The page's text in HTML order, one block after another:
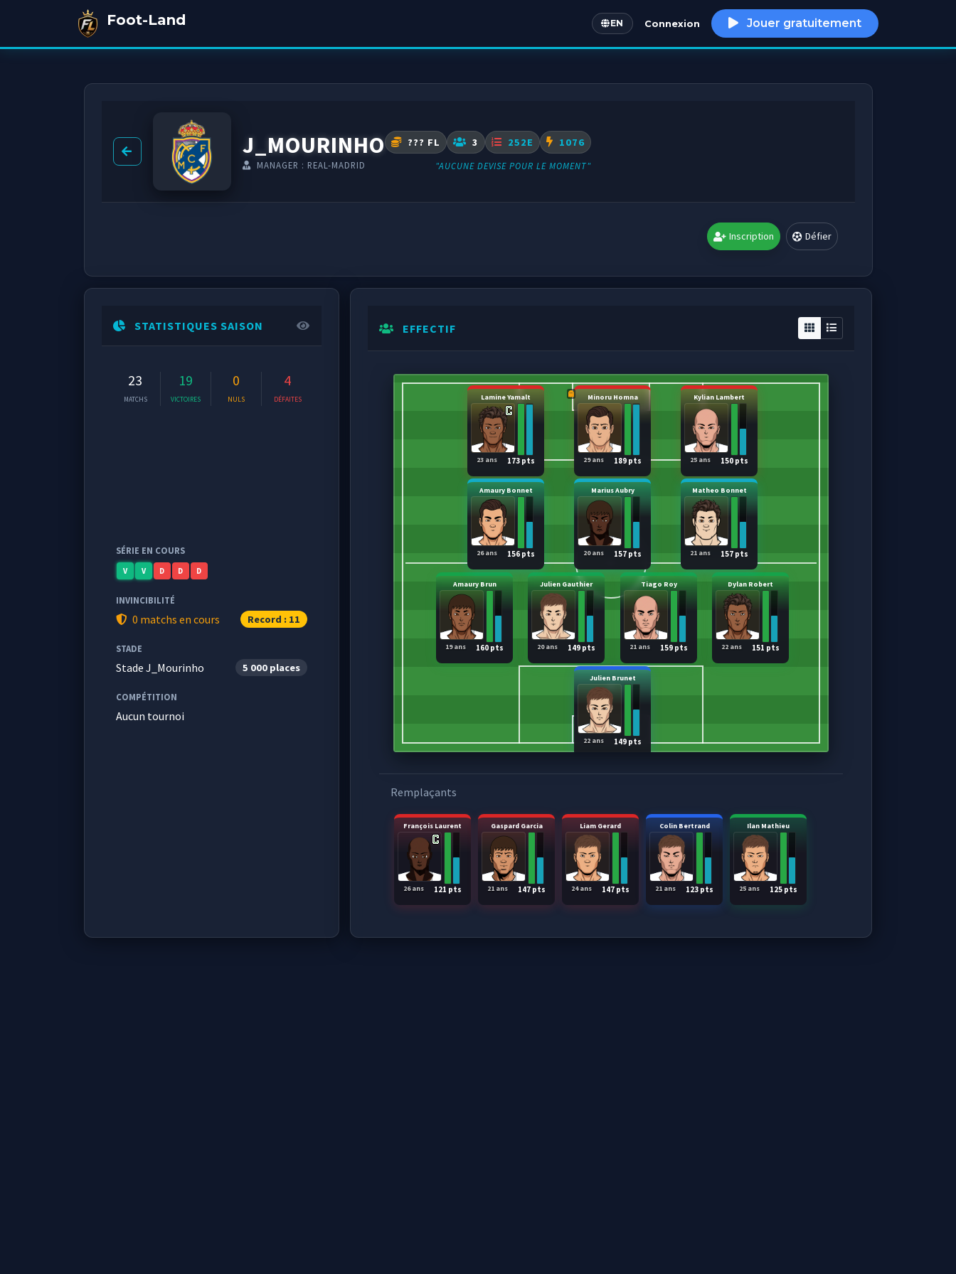
Foot-Land EN
English Connexion Jouer gratuitement
J_MOURINHO
MANAGER : REAL-MADRID
??? FL 3 252E 1076
"AUCUNE DEVISE POUR LE MOMENT"
Inscription Défier
STATISTIQUES SAISON
23
MATCHS
19
VICTOIRES
0
NULS
4
DÉFAITES
SÉRIE EN COURS
V V D D D
INVINCIBILITÉ
0 matchs en cours Record : 11
STADE
Stade J_Mourinho 5 000 places
COMPÉTITION
Aucun tournoi
EFFECTIF
Julien Brunet
149 pts
22 ans
Amaury Brun
160 pts
19 ans
Julien Gauthier
149 pts
20 ans
Tiago Roy
159 pts
21 ans
Dylan Robert
151 pts
22 ans
Amaury Bonnet
156 pts
26 ans
Marius Aubry
157 pts
20 ans
Matheo Bonnet
157 pts
21 ans
Lamine Yamalt
173 pts
23 ans
Minoru Homna
189 pts
29 ans
Kylian Lambert
150 pts
25 ans
Remplaçants
François Laurent
121 pts
26 ans
Gaspard Garcia
147 pts
21 ans
Liam Gerard
147 pts
24 ans
Colin Bertrand
123 pts
21 ans
Ilan Mathieu
125 pts
25 ans